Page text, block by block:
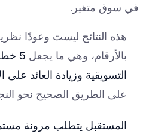
في سوق متغير.
هذه النتائج ليست وعودًا
بالأرقام، وهي ما يجعل
5
التسويقية وزيادة العائد على
على الطريق الصحيح نحو
المستقبل يتطلب مرونة